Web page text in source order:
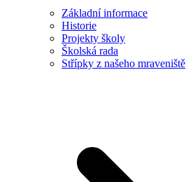
Základní informace
Historie
Projekty školy
Školská rada
Střípky z našeho mraveniště